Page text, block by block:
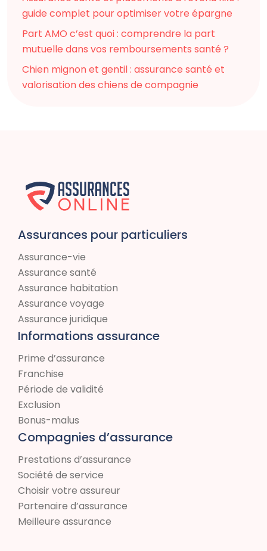
guide complet pour optimiser votre épargne
Part AMO c’est quoi : comprendre la part
mutuelle dans vos remboursements santé ?
Chien mignon et gentil : assurance santé et
valorisation des chiens de compagnie
Assurances pour particuliers
Assurance-vie
Assurance santé
Assurance habitation
Assurance voyage
Assurance juridique
Informations assurance
Prime d’assurance
Franchise
Période de validité
Exclusion
Bonus-malus
Compagnies d’assurance
Prestations d’assurance
Société de service
Choisir votre assureur
Partenaire d’assurance
Meilleure assurance